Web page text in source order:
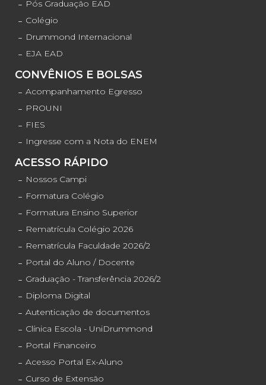
Pós Graduação EAD
Colégio
Drummond Internacional
EJA EAD
CONVÊNIOS E BOLSAS
Acompanhamento Egresso
PROUNI
FIES
Ingresse com a Nota do ENEM
ACESSO RÁPIDO
Nossos Campi
Formatura Colégio
Formatura Ensino Superior
Rematrícula Colégio 2026
Rematrícula Faculdade 2026/2
Portal do Aluno / Docente
Graduação - Transferência 2026/2
Diploma Digital
Autenticação de documentos
Clínica Escola - UniDrummond
Portal Financeiro
Acesso Portal Ex-Aluno
Curso de Extensão